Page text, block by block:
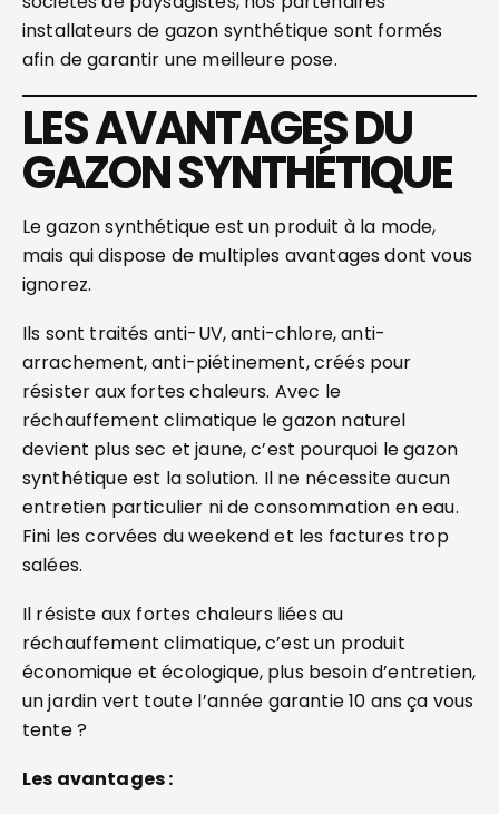
installateurs de gazon synthétique sont formés
afin de garantir une meilleure pose.
LES AVANTAGES DU
GAZON SYNTHÉTIQUE
Le gazon synthétique est un produit à la mode,
mais qui dispose de multiples avantages dont vous
ignorez.
Ils sont traités anti-UV, anti-chlore, anti-
arrachement, anti-piétinement, créés pour
résister aux fortes chaleurs. Avec le
réchauffement climatique le gazon naturel
devient plus sec et jaune, c’est pourquoi le gazon
synthétique est la solution. Il ne nécessite aucun
entretien particulier ni de consommation en eau.
Fini les corvées du weekend et les factures trop
salées.
Il résiste aux fortes chaleurs liées au
réchauffement climatique, c’est un produit
économique et écologique, plus besoin d’entretien,
un jardin vert toute l’année garantie 10 ans ça vous
tente ?
Les avantages :